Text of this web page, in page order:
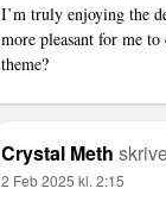
I’m truly enjoying the
more pleasant for me
theme?
Crystal Meth
2 Feb 2025 kl. 2:15